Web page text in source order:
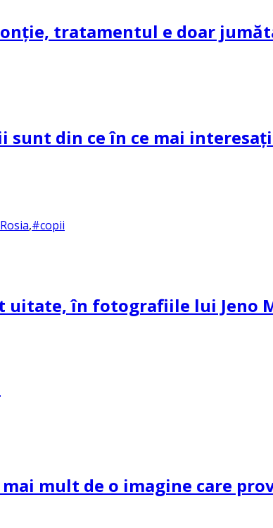
tratamentul e doar
sunt din ce în ce mai
Rosia,#copii
uitate, în fotografiile lui Jeno
mai mult de o imagine care